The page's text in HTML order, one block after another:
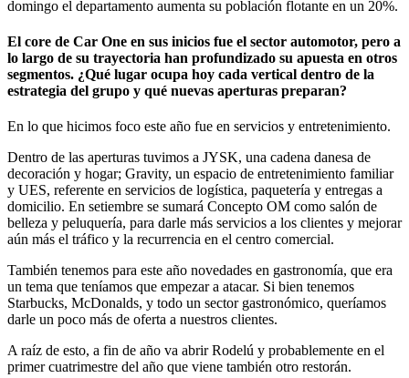
domingo el departamento aumenta su población flotante en un 20%.
El core de Car One en sus inicios fue el sector automotor, pero a
lo largo de su trayectoria han profundizado su apuesta en otros
segmentos. ¿Qué lugar ocupa hoy cada vertical dentro de la
estrategia del grupo y qué nuevas aperturas preparan?
En lo que hicimos foco este año fue en servicios y entretenimiento.
Dentro de las aperturas tuvimos a JYSK, una cadena danesa de
decoración y hogar; Gravity, un espacio de entretenimiento familiar
y UES, referente en servicios de logística, paquetería y entregas a
domicilio. En setiembre se sumará Concepto OM como salón de
belleza y peluquería, para darle más servicios a los clientes y mejorar
aún más el tráfico y la recurrencia en el centro comercial.
También tenemos para este año novedades en gastronomía, que era
un tema que teníamos que empezar a atacar. Si bien tenemos
Starbucks, McDonalds, y todo un sector gastronómico, queríamos
darle un poco más de oferta a nuestros clientes.
A raíz de esto, a fin de año va abrir Rodelú y probablemente en el
primer cuatrimestre del año que viene también otro restorán.